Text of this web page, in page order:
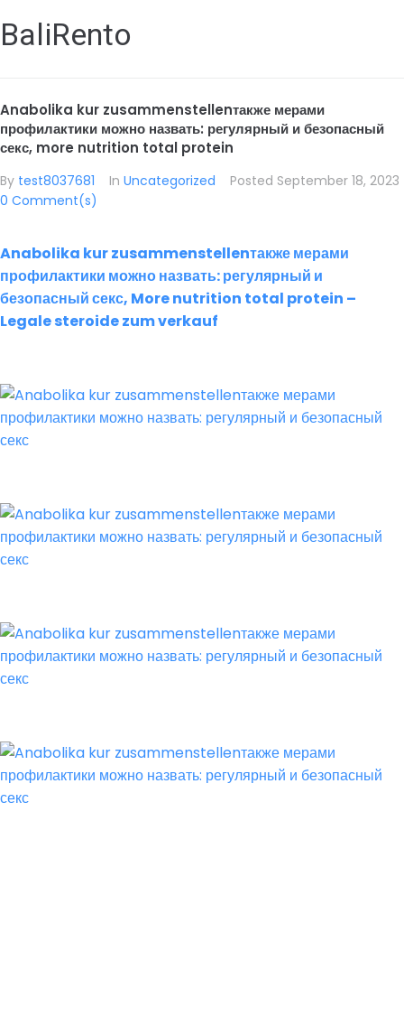
BaliRento
Anabolika kur zusammenstellenтакже мерами
профилактики можно назвать: регулярный и безопасный
секс, more nutrition total protein
By test8037681 In Uncategorized Posted September 18, 2023
0 Comment(s)
Anabolika kur zusammenstellenтакже мерами
профилактики можно назвать: регулярный и
безопасный секс, More nutrition total protein –
Legale steroide zum verkauf